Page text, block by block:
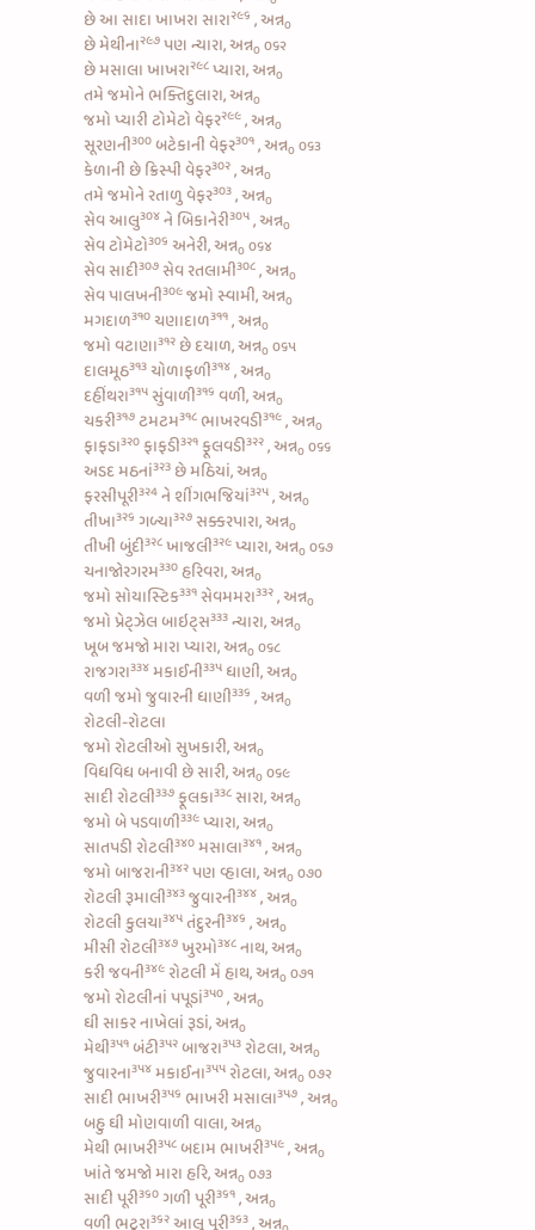
છે આસાદા ખાખરા સારા૨૯૬ , અન્ન૦
છેમેથીના૨૯૭ પણ ન્યારા, અન્ન૦ ૦૬૨
છેમસાલા ખાખરા૨૯૮ પ્યારા, અન્ન૦
તમે જમોને ભક્તિદુલારા, અન્ન૦
જમો પ્યારીટોમેટો વેફર૨૯૯ , અન્ન૦
સૂરણની૩૦૦ બટેકાની વેફર૩૦૧ , અન્ન૦ ૦૬૩
કેળાની છે ક્રિસ્પી વેફર૩૦૨ , અન્ન૦
તમે જમોનેરતાળુ વેફર૩૦૩ , અન્ન૦
સેવ આલુ૩૦૪ ને બિકાનેરી૩૦૫ , અન્ન૦
સેવ ટોમેટો૩૦૬ અનેરી, અન્ન૦ ૦૬૪
સેવ સાદી૩૦૭ સેવ રતલામી૩૦૮ , અન્ન૦
સેવ પાલખની૩૦૯ જમો સ્વામી, અન્ન૦
મગદાળ૩૧૦ ચણાદાળ૩૧૧ , અન્ન૦
જમોવટાણા૩૧૨ છે દયાળ, અન્ન૦ ૦૬૫
દાલમૂઠ૩૧૩ ચોળાફળી૩૧૪ , અન્ન૦
દહીંથરા૩૧૫ સુંવાળી૩૧૬ વળી, અન્ન૦
ચકરી૩૧૭ ટમટમ૩૧૮ ભાખરવડી૩૧૯ , અન્ન૦
ફાફડા૩૨૦ ફાફડી૩૨૧ ફૂલવડી૩૨૨ , અન્ન૦ ૦૬૬
અડદ મઠનાં૩૨3 છે મઠિયાં, અન્ન૦
ફરસીપૂરી૩૨4 ને શીંગભજિયાં૩૨૫ , અન્ન૦
તીખા૩૨૬ ગળ્યા૩૨૭ સક્કરપારા, અન્ન૦
તીખી બુંદી૩૨૮ ખાજલી૩૨૯ પ્યારા, અન્ન૦ ૦૬૭
ચનાજોરગરમ૩૩૦ હરિવરા, અન્ન૦
જમોસોયાસ્ટિક૩૩૧ સેવમમરા૩૩૨ , અન્ન૦
જમોપ્રેટ્ઝેલ બાઇટ્સ૩૩૩ ન્યારા, અન્ન૦
ખૂબ જમજો મારા પ્યારા, અન્ન૦ ૦૬૮
રાજગરા૩૩૪ મકાઈની૩૩૫ ધાણી, અન્ન૦
વળી જમોજુવારની ધાણી૩૩૬ , અન્ન૦
રોટલી-રોટલા
જમો રોટલીઓ સુખકારી, અન્ન૦
વિધવિધ બનાવી છે સારી, અન્ન૦ ૦૬૯
સાદી રોટલી૩૩૭ ફૂલકા૩૩૮ સારા, અન્ન૦
જમો બે પડવાળી૩૩૯ પ્યારા, અન્ન૦
સાતપડી રોટલી૩૪૦ મસાલા૩૪૧ , અન્ન૦
જમો બાજરાની૩૪૨ પણ વ્હાલા, અન્ન૦ ૦૭૦
રોટલી રૂમાલી૩૪૩ જુવારની૩૪૪ , અન્ન૦
રોટલી કુલચા૩૪૫ તંદુરની૩૪૬ , અન્ન૦
મીસી રોટલી૩૪૭ ખુરમો૩૪૮ નાથ, અન્ન૦
કરીજવની૩૪૯ રોટલી મેં હાથ, અન્ન૦ ૦૭૧
જમોરોટલીનાં પપૂડાં૩૫૦ , અન્ન૦
ઘી સાકર નાખેલાં રૂડાં, અન્ન૦
મેથી૩૫૧ બંટી૩૫૨ બાજરા૩૫૩ રોટલા, અન્ન૦
જુવારના૩૫૪ મકાઈના૩૫૫ રોટલા, અન્ન૦ ૦૭૨
સાદી ભાખરી૩૫૬ ભાખરી મસાલા૩૫૭ , અન્ન૦
બહુ ઘી મોણવાળી વાલા, અન્ન૦
મેથી ભાખરી૩૫૮ બદામ ભાખરી૩૫૯ , અન્ન૦
ખાંતે જમજો મારા હરિ, અન્ન૦ ૦૭૩
સાદી પૂરી૩૬૦ ગળી પૂરી૩૬૧ , અન્ન૦
૩૬૨ ૩૬૩